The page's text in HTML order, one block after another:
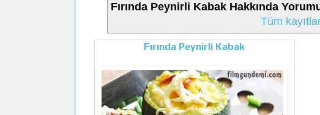
Fırında Peynirli Kabak Hakkında
Tüm
Fırında Peynirli Kabak